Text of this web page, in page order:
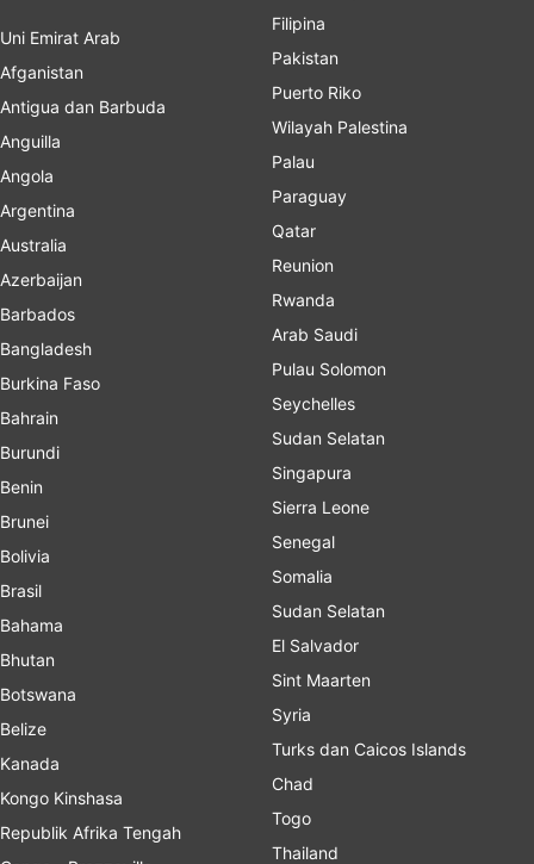
Uni Emirat Arab
Afganistan
Antigua dan Barbuda
Anguilla
Angola
Argentina
Australia
Azerbaijan
Barbados
Bangladesh
Burkina Faso
Bahrain
Burundi
Benin
Brunei
Bolivia
Brasil
Bahama
Bhutan
Botswana
Belize
Kanada
Kongo Kinshasa
Republik Afrika Tengah
Filipina
Pakistan
Puerto Riko
Wilayah Palestina
Palau
Paraguay
Qatar
Reunion
Rwanda
Arab Saudi
Pulau Solomon
Seychelles
Sudan Selatan
Singapura
Sierra Leone
Senegal
Somalia
Sudan Selatan
El Salvador
Sint Maarten
Syria
Turks dan Caicos Islands
Chad
Togo
Thailand